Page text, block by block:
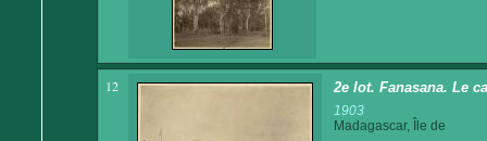
12 2e lot. Fanasana. Le
1903
Madagascar, Île de